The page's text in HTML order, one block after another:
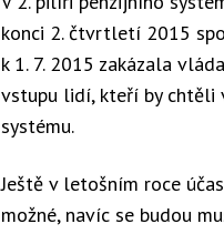
konci 2. čtvrtletí 2015
k 1. 7. 2015 zakázala
vstupu lidí, kteří by chtěli
systému.
Ještě v letošním roce
možné, navíc se budou